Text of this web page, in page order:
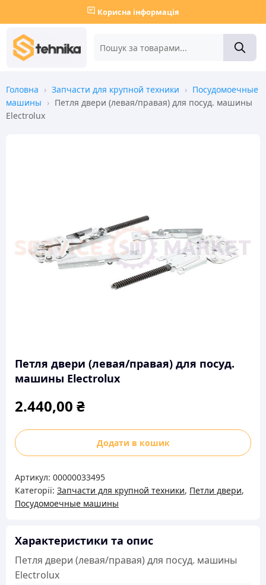
Корисна інформація
Головна › Запчасти для крупной техники › Посудомоечные
машины › Петля двери (левая/правая) для посуд. машины
Electrolux
Петля двери (левая/правая) для посуд.
машины Electrolux
2.440,00 ₴
Петля
двери
правая)
для
посуд.
Electrolux
кількість
Додати в кошик
Артикул: 00000033495
Категорії: Запчасти для крупной техники, Петли двери,
Посудомоечные машины
Характеристики та опис
Петля двери (левая/правая) для посуд. машины
Electrolux